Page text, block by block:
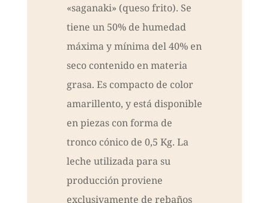
«saganaki» (queso frito). Se
tiene un 50% de humedad
máxima y mínima del 40% en
seco contenido en materia
grasa. Es compacto de color
amarillento, y está disponible
en piezas con forma de
tronco cónico de 0,5 Kg. La
leche utilizada para su
producción proviene
exclusivamente de rebaños